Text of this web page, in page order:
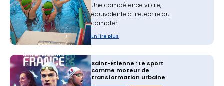
Une compétence vitale,
équivalente à lire, écrire ou
compter.‍
En lire plus
Saint-Étienne : Le sport
comme moteur de
transformation urbaine